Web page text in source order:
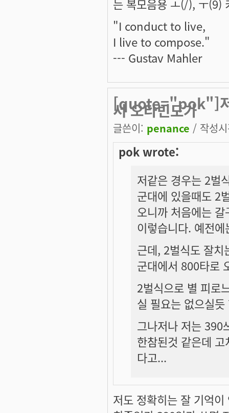
는 복모음용 ㅗ(/), ㅜ(9)
"I conduct to live,
I live to compose."
--- Gustav Mahler
[quote="pok"]저
서 오타빈도가
글쓴이: penance / 작성
pok wrote:
저같은 경우는 2벌
군대에 있을때도 2
오니까 처음에는
이렇습니다. 예전
근데, 2벌식도 잘치
군대에서 800타로
2벌식으로 별 피로
실 필요는 없으실듯
그나저나 저는 390
한참된것 같은데
다고...
저도 정확히는 잘 기억